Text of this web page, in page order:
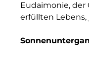
Scrivo
Eudaimonie,
erfüllten Lebens,